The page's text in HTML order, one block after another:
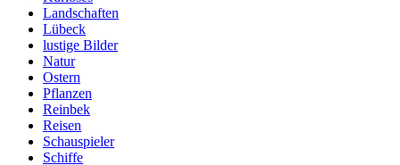
Landschaften
Lübeck
lustige Bilder
Natur
Ostern
Pflanzen
Reinbek
Reisen
Schauspieler
Schiffe